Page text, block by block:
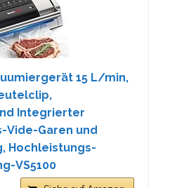
15 L/min,
Integrierter
Vide-Garen und
Hochleistungs-
VS5100